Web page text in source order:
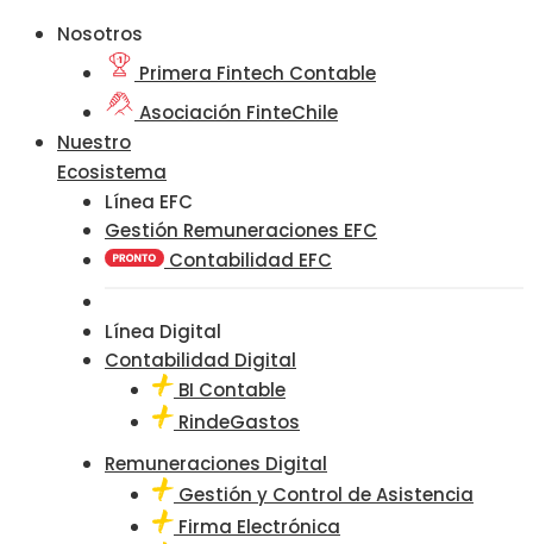
Nosotros
Primera Fintech Contable
Asociación FinteChile
Nuestro
Ecosistema
Línea EFC
Gestión Remuneraciones EFC
Contabilidad EFC
Línea Digital
Contabilidad Digital
BI Contable
RindeGastos
Remuneraciones Digital
Gestión y Control de Asistencia
Firma Electrónica